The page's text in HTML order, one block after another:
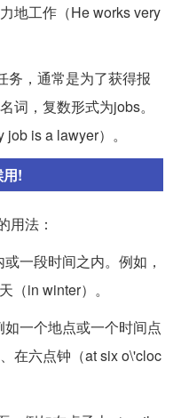
地工作（He works very
务，通常是为了获得报
词，复数形式为jobs。
is a lawyer）。
!
用法：
一段时间之内。例如，
（in winter）。
一个地点或一个时间点
在六点钟（at six o\'cloc